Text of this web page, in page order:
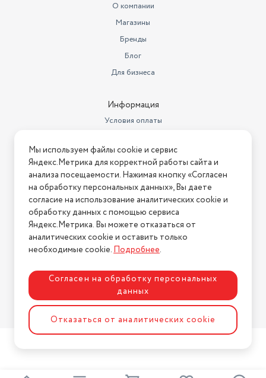
О компании
Магазины
Бренды
Блог
Для бизнеса
Информация
Условия оплаты
Условия возврата
Нашли ошибку на сайте? Напишите нам
2026 © Интернет-магазин "АстМаркет". У нас есть всё!
Политика конфиденциальности
Разработка сайтаASTDESIGN
Мы используем файлы cookie и сервис
Яндекс.Метрика для корректной работы сайта и
анализа посещаемости. Нажимая кнопку «Согласен
на обработку персональных данных», Вы даете
согласие на использование аналитических cookie и
обработку данных с помощью сервиса
Яндекс.Метрика. Вы можете отказаться от
аналитических cookie и оставить только
необходимые cookie.Подробнее.
Согласен на обработку персональных
данных
Отказаться от аналитических cookie